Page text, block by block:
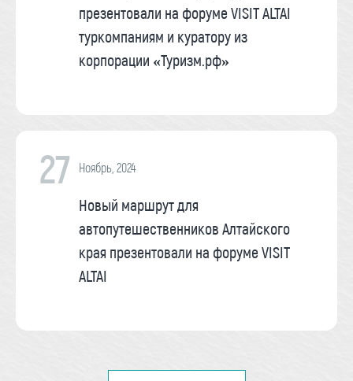
презентовали на форуме VISIT ALTAI
туркомпаниям и куратору из
корпорации «Туризм.рф»
27 Ноябрь, 2024
Новый маршрут для
автопутешественников Алтайского
края презентовали на форуме VISIT
ALTAI